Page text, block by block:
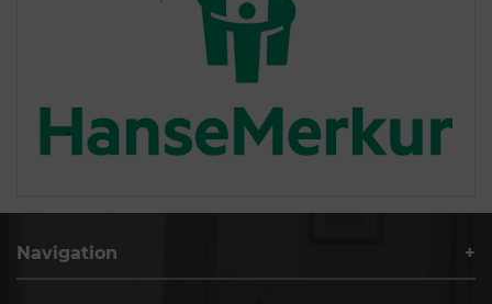
Navigation